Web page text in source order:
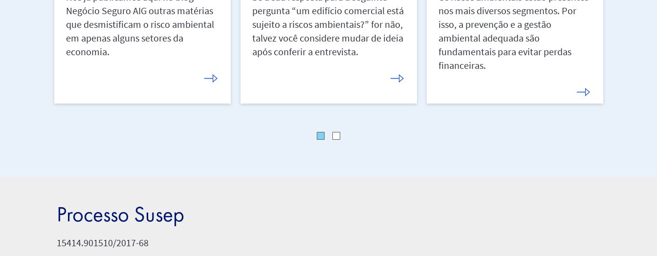
Negócio Seguro AIG outras matérias
que desmistificam o risco ambiental
em apenas alguns setores da
economia.
pergunta “um edifício comercial está
sujeito a riscos ambientais?” for não,
talvez você considere mudar de ideia
após conferir a entrevista.
nos mais diversos segmentos. Por
isso, a prevenção e a gestão
ambiental adequada são
fundamentais para evitar perdas
financeiras.
Processo Susep
15414.901510/2017-68